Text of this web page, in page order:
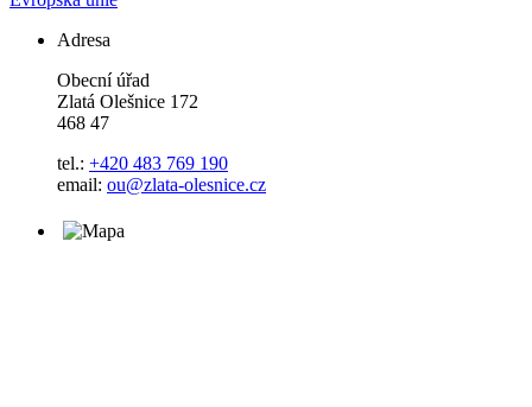
Adresa
Obecní úřad
Zlatá Olešnice 172
468 47
tel.: +420 483 769 190
email: ou@zlata-olesnice.cz